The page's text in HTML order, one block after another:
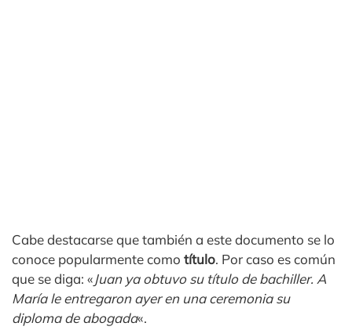
Cabe destacarse que también a este documento se lo
conoce popularmente como título. Por caso es común
que se diga: «Juan ya obtuvo su título de bachiller. A
María le entregaron ayer en una ceremonia su
diploma de abogada«.